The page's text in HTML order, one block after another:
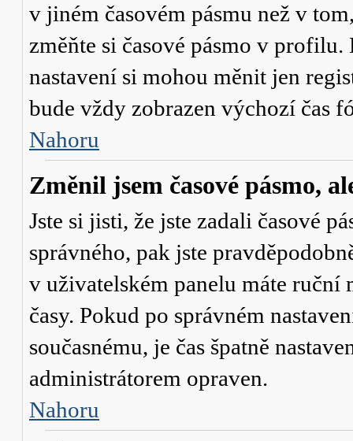
v jiném časovém pásmu než v
změňte si časové pásmo v profilu.
nastavení si mohou měnit jen
bude vždy zobrazen výchozí čas
Nahoru
Změnil jsem časové pásmo,
Jste si jisti, že jste zadali časové
správného, pak jste
v uživatelském panelu máte ruční
časy. Pokud po správném
současnému, je čas špatně
administrátorem opraven.
Nahoru